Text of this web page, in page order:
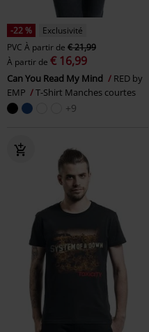
-22 %
Exclusivité
PVC À partir de € 21,99
À partir de € 16,99
Can You Read My Mind
RED by
EMP
T-Shirt Manches courtes
+9